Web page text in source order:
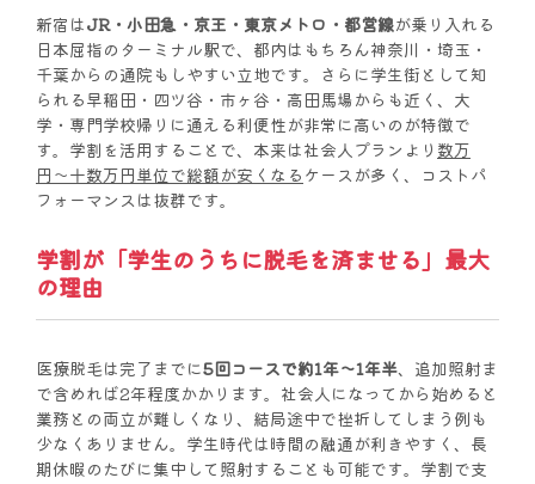
新宿はJR・小田急・京王・東京メトロ・都営線が乗り入れる
日本屈指のターミナル駅で、都内はもちろん神奈川・埼玉・
千葉からの通院もしやすい立地です。さらに学生街として知
られる早稲田・四ツ谷・市ヶ谷・高田馬場からも近く、大
学・専門学校帰りに通える利便性が非常に高いのが特徴で
す。学割を活用することで、本来は社会人プランより 数万
円〜十数万円単位で総額が安くなる ケースが多く、コストパ
フォーマンスは抜群です。
学割が「学生のうちに脱毛を済ませる」最大
の理由
医療脱毛は完了までに5回コースで約1年〜1年半、追加照射ま
で含めれば2年程度かかります。社会人になってから始めると
業務との両立が難しくなり、結局途中で挫折してしまう例も
少なくありません。学生時代は時間の融通が利きやすく、長
期休暇のたびに集中して照射することも可能です。学割で支